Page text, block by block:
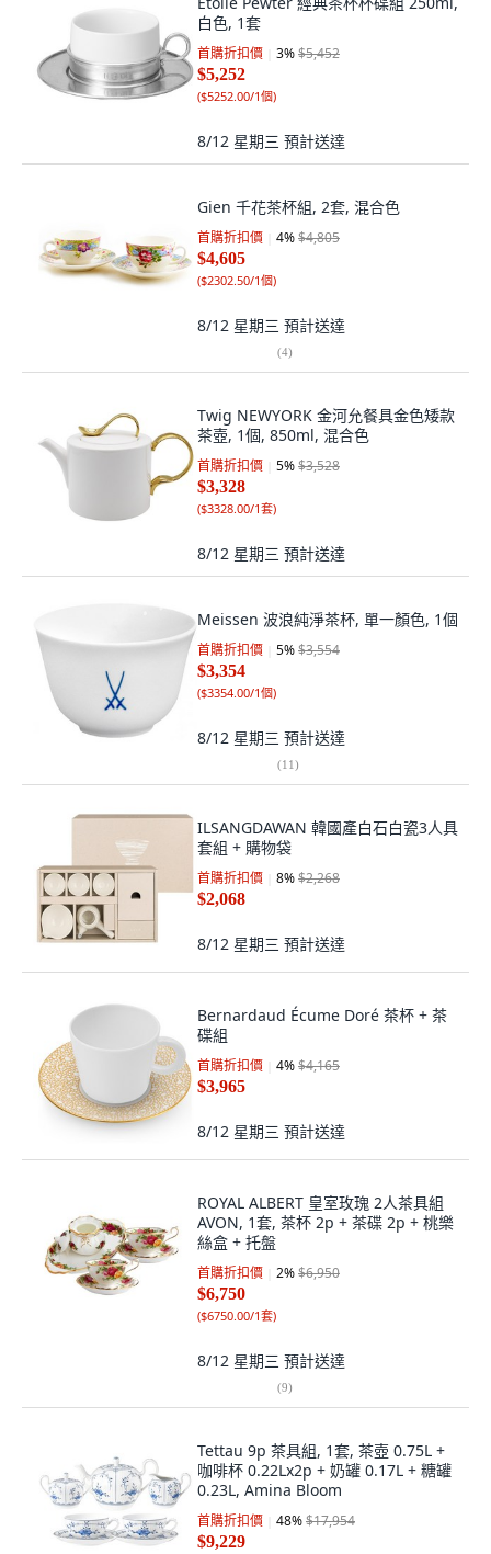
白色, 1套
首購折扣價 3%$5,452
$5,252
($5252.00/1個)
8/12 星期三 預計送達
Gien 千花茶杯組, 2套, 混合色
首購折扣價 4%$4,805
$4,605
($2302.50/1個)
8/12 星期三 預計送達
(4)
Twig NEWYORK 金河允餐具金色矮款
茶壺, 1個, 850ml, 混合色
首購折扣價 5%$3,528
$3,328
($3328.00/1套)
8/12 星期三 預計送達
Meissen 波浪純淨茶杯, 單一顏色, 1個
首購折扣價 5%$3,554
$3,354
($3354.00/1個)
8/12 星期三 預計送達
(11)
ILSANGDAWAN 韓國產白石白瓷3人具
套組 + 購物袋
首購折扣價 8%$2,268
$2,068
8/12 星期三 預計送達
Bernardaud Écume Doré 茶杯 + 茶
碟組
首購折扣價 4%$4,165
$3,965
8/12 星期三 預計送達
ROYAL ALBERT 皇室玫瑰 2人茶具組
AVON, 1套, 茶杯 2p + 茶碟 2p + 桃樂
絲盒 + 托盤
首購折扣價 2%$6,950
$6,750
($6750.00/1套)
8/12 星期三 預計送達
(9)
Tettau 9p 茶具組, 1套, 茶壺 0.75L +
咖啡杯 0.22Lx2p + 奶罐 0.17L + 糖罐
0.23L, Amina Bloom
首購折扣價 48%$17,954
$9,229